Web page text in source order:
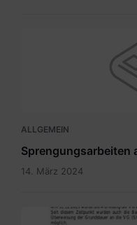
ALLGEMEIN
Sprengungsarbeiten
14. März 2024
Grundsteuer